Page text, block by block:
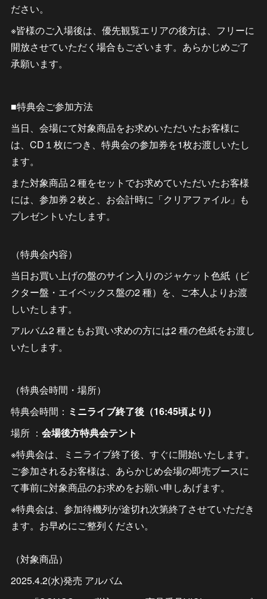
ださい。
※皆様のご入場後は、優先観覧エリアの後方は、フリーに
開放させていただく場合もございます。あらかじめご了
承願います。
■特典会ご参加方法
当日、会場にて対象商品をお求めいただいたお客様に
は、CD１枚につき、特典会の参加券を1枚お渡しいたし
ます。
また対象商品２種をセットでお求めていただいたお客様
には、参加券２枚と、お会計時に「クリアファイル」も
プレゼントいたします。
（特典会内容）
当日お買い上げの盤のサイン入りのジャケット色紙（ビ
クター盤・エイベックス盤の2 種）を、ご本人よりお渡
しいたします。
アルバム2 種ともお買い求めの方には2 種の色紙をお渡し
いたします。
（特典会時間・場所）
特典会時間： ミニライブ終了後（16:45頃より）
場所 ： 会場後方特典会テント
※特典会は、ミニライブ終了後、すぐに開始いたします。
ご参加されるお客様は、あらかじめ会場の即売ブースに
て事前に対象商品のお求めをお願い申しあげます。
※特典会は、参加待機列が途切れ次第終了させていただき
ます。お早めにご整列ください。
（対象商品）
2025.4.2(水)発売 アルバム